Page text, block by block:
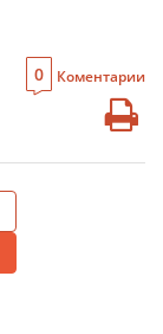
0 Коментарии